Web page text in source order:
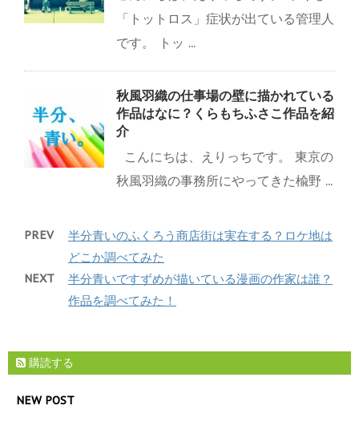
「トットロス」症状が出ている管理人
です。 トッ ...
秋風羽織の仕事場の壁に描かれている
作品はなに？くらもちふさこ作品を紹
介
こんにちは、えりっちです。 東京の
秋風羽織の事務所にやってきた楡野 ...
PREV
半分青いのふくろう商店街は実在する？ロケ地は
どこか調べてみた
NEXT
半分青いですずめが描いている漫画の作家は誰？
作品を調べてみた！
購読する
NEW POST